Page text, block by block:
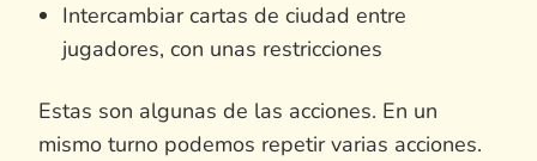
Intercambiar cartas de ciudad entre
jugadores, con unas restricciones
Estas son algunas de las acciones. En un
mismo turno podemos repetir varias acciones.